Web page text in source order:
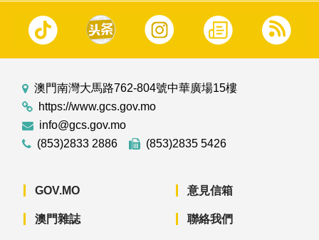
澳門南灣大馬路762-804號中華廣場15樓
https://www.gcs.gov.mo
info@gcs.gov.mo
(853)2833 2886
(853)2835 5426
GOV.MO
澳門雜誌
意見信箱
聯絡我們